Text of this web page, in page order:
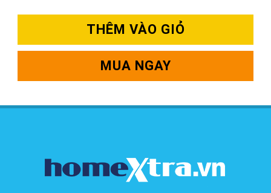
THÊM VÀO GIỎ
MUA NGAY